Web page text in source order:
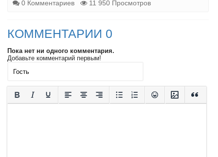
0 Комментариев
11 950 Просмотров
КОММЕНТАРИИ 0
Пока нет ни одного комментария.
Добавьте комментарий первым!